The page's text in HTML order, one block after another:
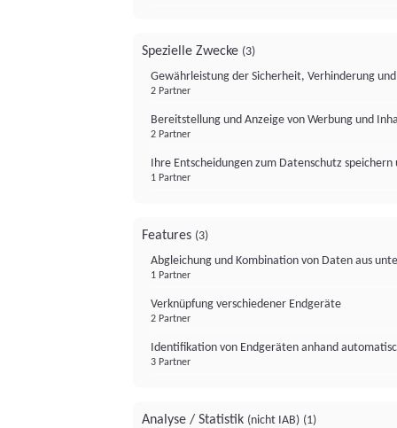
Spezielle Zwecke (3)
Gewährleistung der Sicherheit, Verhinderung
2 Partner
Bereitstellung und Anzeige von Werbung und
2 Partner
Ihre Entscheidungen zum Datenschutz
1 Partner
Features (3)
Abgleichung und Kombination von Daten aus
1 Partner
Verknüpfung verschiedener Endgeräte
2 Partner
Identifikation von Endgeräten anhand
3 Partner
Analyse / Statistik (nicht IAB) (1)